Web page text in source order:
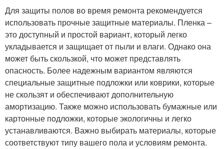
Для защиты полов во время ремонта рекомендуется
использовать прочные защитные материалы. Пленка –
это доступный и простой вариант, который легко
укладывается и защищает от пыли и влаги. Однако она
может быть скользкой, что может представлять
опасность. Более надежным вариантом являются
специальные защитные подложки или коврики, которые
не скользят и обеспечивают дополнительную
амортизацию. Также можно использовать бумажные или
картонные подложки, которые экологичны и легко
устанавливаются. Важно выбирать материалы, которые
соответствуют типу вашего пола и условиям ремонта.